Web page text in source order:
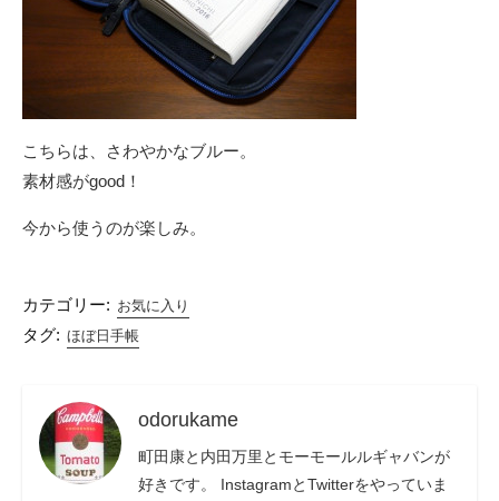
こちらは、さわやかなブルー。
素材感がgood！
今から使うのが楽しみ。
カテゴリー: お気に入り
タグ: ほぼ日手帳
odorukame
町田康と内田万里とモーモールルギャバンが
好きです。 InstagramとTwitterをやっていま